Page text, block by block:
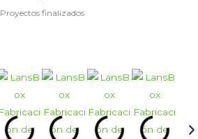
Proyectos finalizados